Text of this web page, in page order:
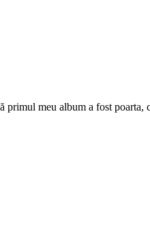
meu album a fost poarta,